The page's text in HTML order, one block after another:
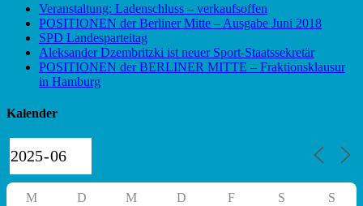
Veranstaltung: Ladenschluss – verkaufsoffen
POSITIONEN der Berliner Mitte – Ausgabe Juni 2018
SPD Landesparteitag
Aleksander Dzembritzki ist neuer Sport-Staatssekretär
POSITIONEN der BERLINER MITTE – Fraktionsklausur
in Hamburg
Kalender
M D M D F S S